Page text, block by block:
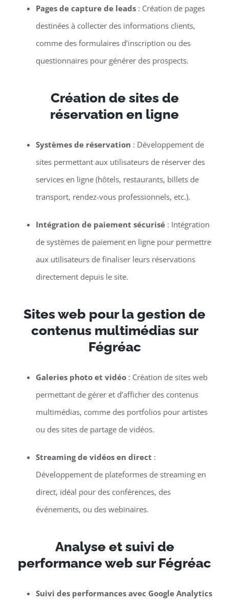
Pages de capture de leads: Création de pages
destinées à collecter des informations clients,
comme des formulaires d’inscription ou des
questionnaires pour générer des prospects.
Création de sites de
réservation en ligne
Systèmes de réservation : Développement de
sites permettant aux utilisateurs de réserver des
services en ligne (hôtels, restaurants, billets de
transport, rendez-vous professionnels, etc.).
Intégration de paiement sécurisé: Intégration
de systèmes de paiement en ligne pour permettre
aux utilisateurs de finaliser leurs réservations
directement depuis le site.
Sites web pour la gestion de
contenus multimédias sur
Fégréac
Galeries photo et vidéo: Création de sites web
permettant de gérer et d’afficher des contenus
multimédias, comme des portfolios pour artistes
ou des sites de partage de vidéos.
Streaming de vidéos en direct :
Développement de plateformes de streaming en
direct, idéal pour des conférences, des
événements, ou des webinaires.
Analyse et suivi de
performance web sur Fégréac
Suivi des performances avec Google Analytics